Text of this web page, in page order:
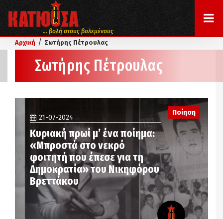
... βολή στους βολεμένους
Αρχική / Σωτήρης Πέτρουλας
Σωτήρης Πέτρουλας
Ποίηση
21-07-2024
Κυριακή πρωί μ’ ένα ποίημα:
«Μπροστά στο νεκρό
φοιτητή που έπεσε για τη
Δημοκρατία» του Νικηφόρου
Βρεττάκου